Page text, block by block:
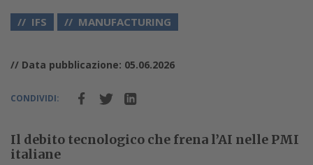
IFS MANUFACTURING
// Data pubblicazione: 05.06.2026
CONDIVIDI:
Il debito tecnologico che frena l’AI nelle PMI
italiane